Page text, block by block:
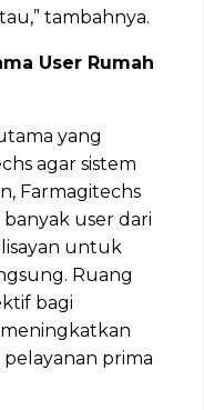
tambahnya.
User Rumah
yang
agar sistem
Farmagitechs
user dari
untuk
Ruang
bagi
prima